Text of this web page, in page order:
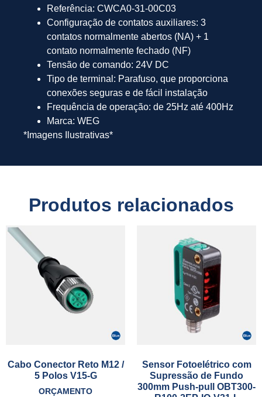
Referência: CWCA0-31-00C03
Configuração de contatos auxiliares: 3
contatos normalmente abertos (NA) + 1
contato normalmente fechado (NF)
Tensão de comando: 24V DC
Tipo de terminal: Parafuso, que proporciona
conexões seguras e de fácil instalação
Frequência de operação: de 25Hz até 400Hz
Marca: WEG
*Imagens Ilustrativas*
Produtos relacionados
Cabo Conector Reto M12 /
5 Polos V15-G
ORÇAMENTO
Sensor Fotoelétrico com
Supressão de Fundo
300mm Push-pull OBT300-